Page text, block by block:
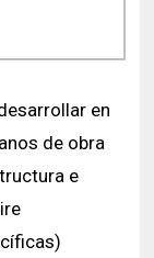
en
de obra
e